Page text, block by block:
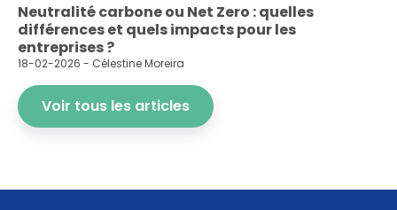
Neutralité carbone ou Net Zero : quelles
différences et quels impacts pour les
entreprises ?
18-02-2026 - Célestine Moreira
Voir tous les articles